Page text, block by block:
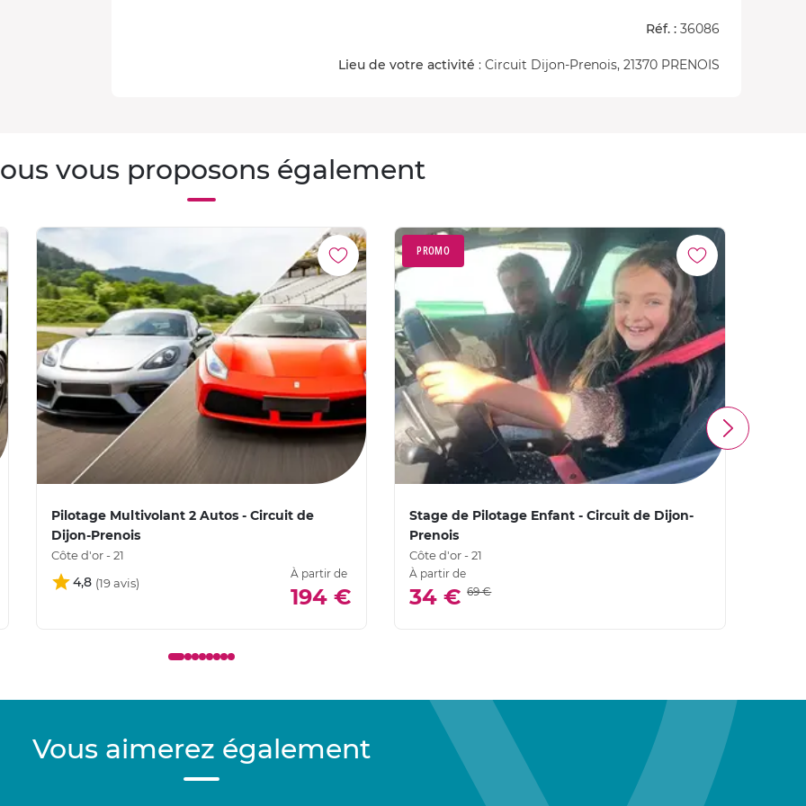
Réf. : 36086
Lieu de votre activité : Circuit Dijon-Prenois, 21370 PRENOIS
vous proposons également
Pilotage Multivolant 2 Autos - Circuit de
Dijon-Prenois
Côte d'or - 21
4,8
À partir de
194 €
PROMO
Stage de Pilotage Enfant - Circuit de Dijon-
Prenois
Côte d'or - 21
À partir de
34 € 69 €
Vous aimerez également